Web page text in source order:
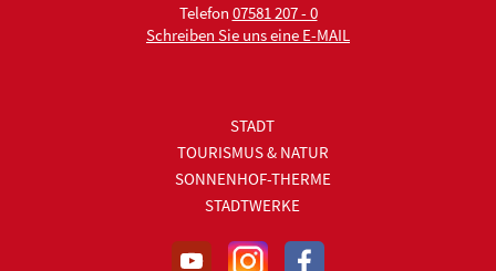
Telefon 07581 207 - 0
Schreiben Sie uns eine E-MAIL
STADT
TOURISMUS & NATUR
SONNENHOF-THERME
STADTWERKE